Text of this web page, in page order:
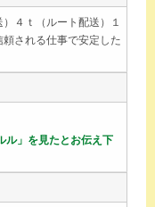
４ｔ（ルート配送）１
される仕事で安定した
ル」を見たとお伝え下